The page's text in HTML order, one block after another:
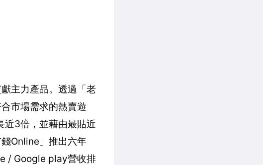
主力產品。透過「老
市場需求的熱賣遊
近3倍，並藉由最貼近
Online」推出六年
/ Google play營收排